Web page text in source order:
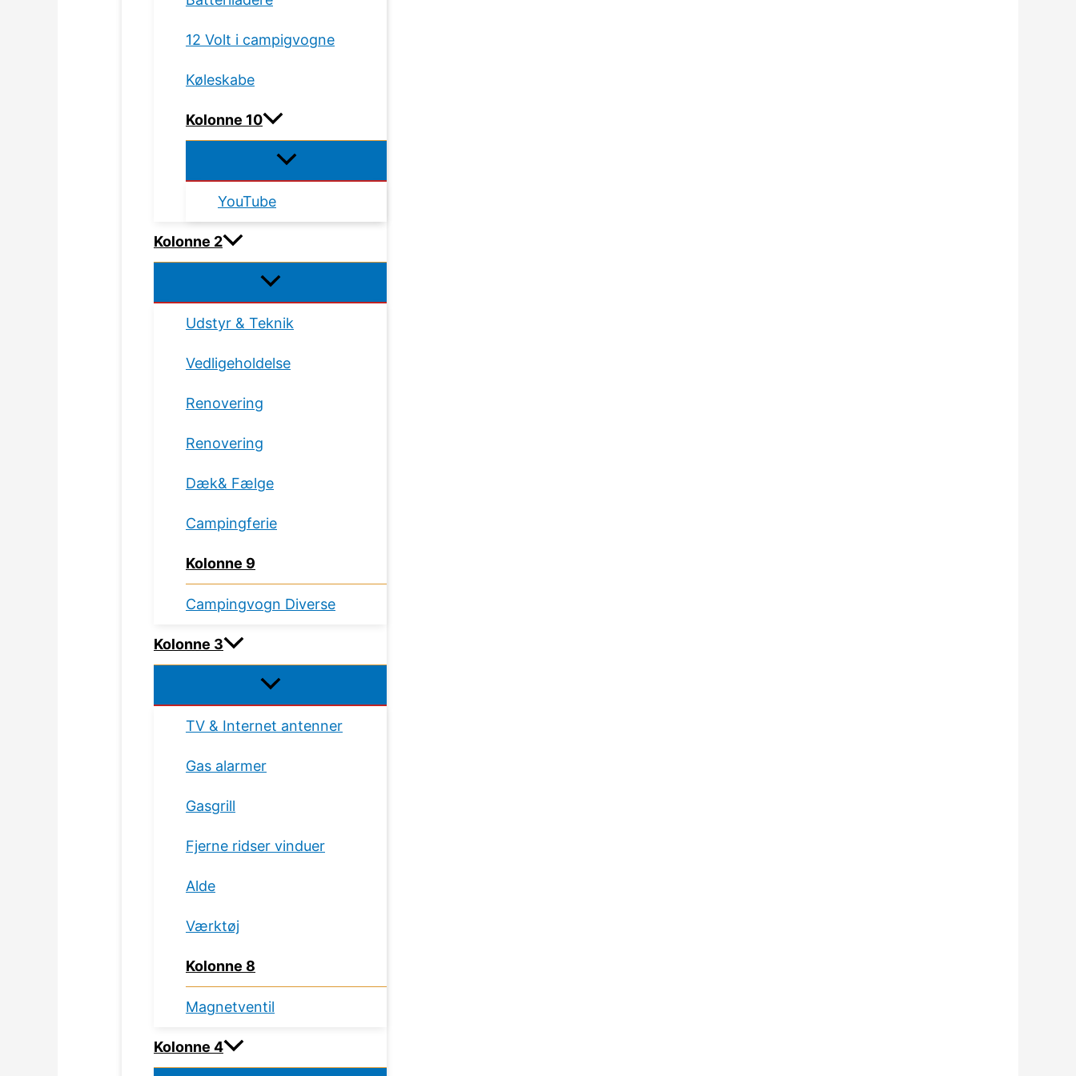
12 Volt i campigvogne
Køleskabe
Kolonne 10
YouTube
Kolonne 2
Udstyr & Teknik
Vedligeholdelse
Renovering
Renovering
Dæk& Fælge
Campingferie
Kolonne 9
Campingvogn Diverse
Kolonne 3
TV & Internet antenner
Gas alarmer
Gasgrill
Fjerne ridser vinduer
Alde
Værktøj
Kolonne 8
Magnetventil
Kolonne 4